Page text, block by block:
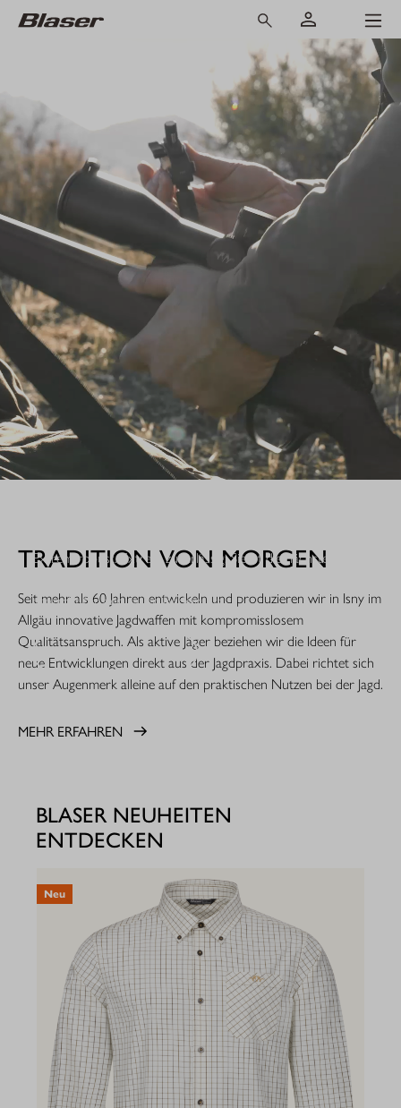
Extrem robust. Extrem zuverlässig: Sie ist die nächste
gemacht für den rauen Jagdeinsatz.
MEHR ERFAHREN
TRADITION VON MORGEN
Seit mehr als 60 Jahren entwickeln und produzieren wir in Isny im
Allgäu innovative Jagdwaffen mit kompromisslosem
Qualitätsanspruch. Als aktive Jäger beziehen wir die Ideen für
neue Entwicklungen direkt aus der Jagdpraxis. Dabei richtet sich
unser Augenmerk alleine auf den praktischen Nutzen bei der Jagd.
MEHR ERFAHREN
BLASER NEUHEITEN
ENTDECKEN
Neu